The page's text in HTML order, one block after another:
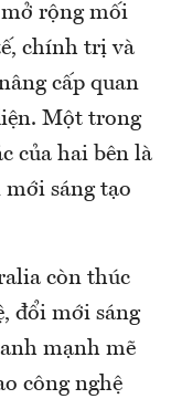
rộng mối
chính trị và
cấp quan
Một trong
của hai bên là
sáng tạo
còn thúc
đổi mới sáng
mạnh mẽ
công nghệ